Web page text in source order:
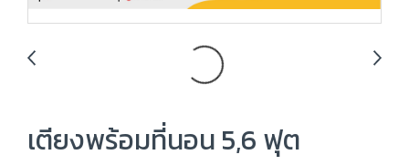
เตียงพร้อมที่นอน 5,6 ฟุต